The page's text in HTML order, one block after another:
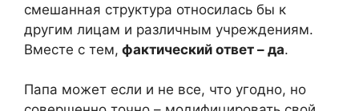
смешанная структура относилась бы к
другим лицам и различным учреждениям.
Вместе с тем, фактический ответ – да.
Папа может если и не все, что угодно, но